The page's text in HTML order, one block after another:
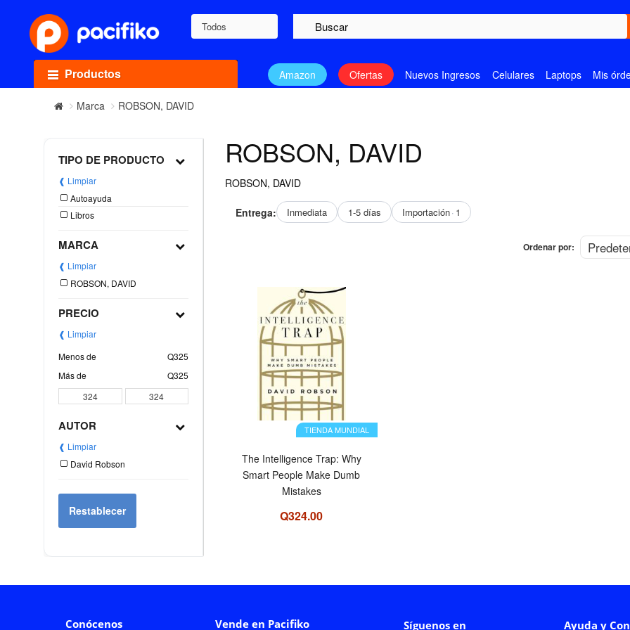
Todos
Productos Amazon Ofertas Nuevos Ingresos Celulares Laptops Mis
Marca ROBSON, DAVID
TIPO DE PRODUCTO
❰ Limpiar
Autoayuda
Libros
MARCA
❰ Limpiar
ROBSON, DAVID
PRECIO
❰ Limpiar
Menos de
Q325
Más de
Q325
AUTOR
❰ Limpiar
David Robson
Restablecer
ROBSON, DAVID
ROBSON, DAVID
Entrega: Inmediata 1-5 días Importación 1
Ordenar por:
TIENDA MUNDIAL
The Intelligence Trap: Why
Smart People Make Dumb
Mistakes
Q324.00
Conócenos Vende en Pacifiko Síguenos en Ayuda y